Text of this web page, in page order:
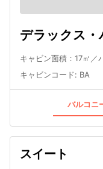
デラックス・
キャビン面積：17㎡／
キャビンコード: BA
バルコニ
スイート